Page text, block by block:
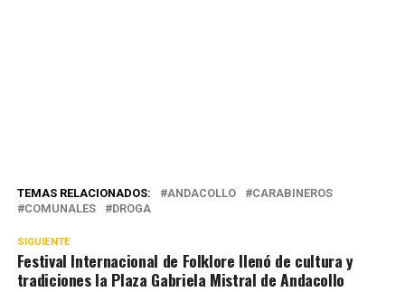
TEMAS RELACIONADOS: ANDACOLLO
CARABINEROS
COMUNALES
DROGA
SIGUIENTE
Festival Internacional de Folklore llenó de cultura y
tradiciones la Plaza Gabriela Mistral de Andacollo